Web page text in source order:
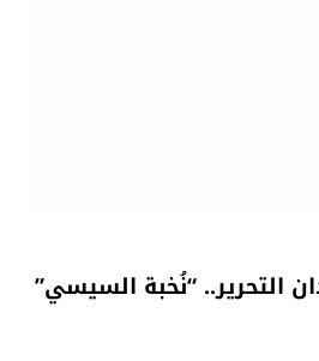
التحرير.. “نُخبة السيسي”